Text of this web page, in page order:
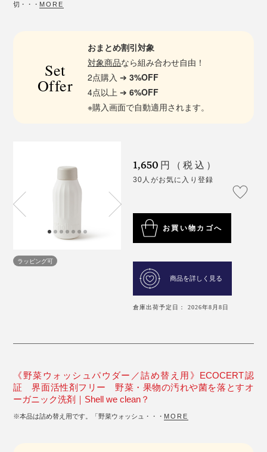
切・・・ MORE
Set
Offer
おまとめ割引対象
対象商品なら組み合わせ自由！
2点購入 ➔3%OFF
4点以上 ➔6%OFF
※購入画面で自動適用されます。
ラッピング可
1,650 円（税込）
30人がお気に入り登録
お買い物カゴへ
商品を詳しく見る
倉庫出荷予定日： 2026年8月8日
《野菜ウォッシュパウダー／詰め替え用》ECOCERT認
証 界面活性剤フリー 野菜・果物の汚れや菌を落とすオ
ーガニック洗剤｜Shell we clean？
※本品は詰め替え用です。「野菜ウォッシュ・・・ MORE